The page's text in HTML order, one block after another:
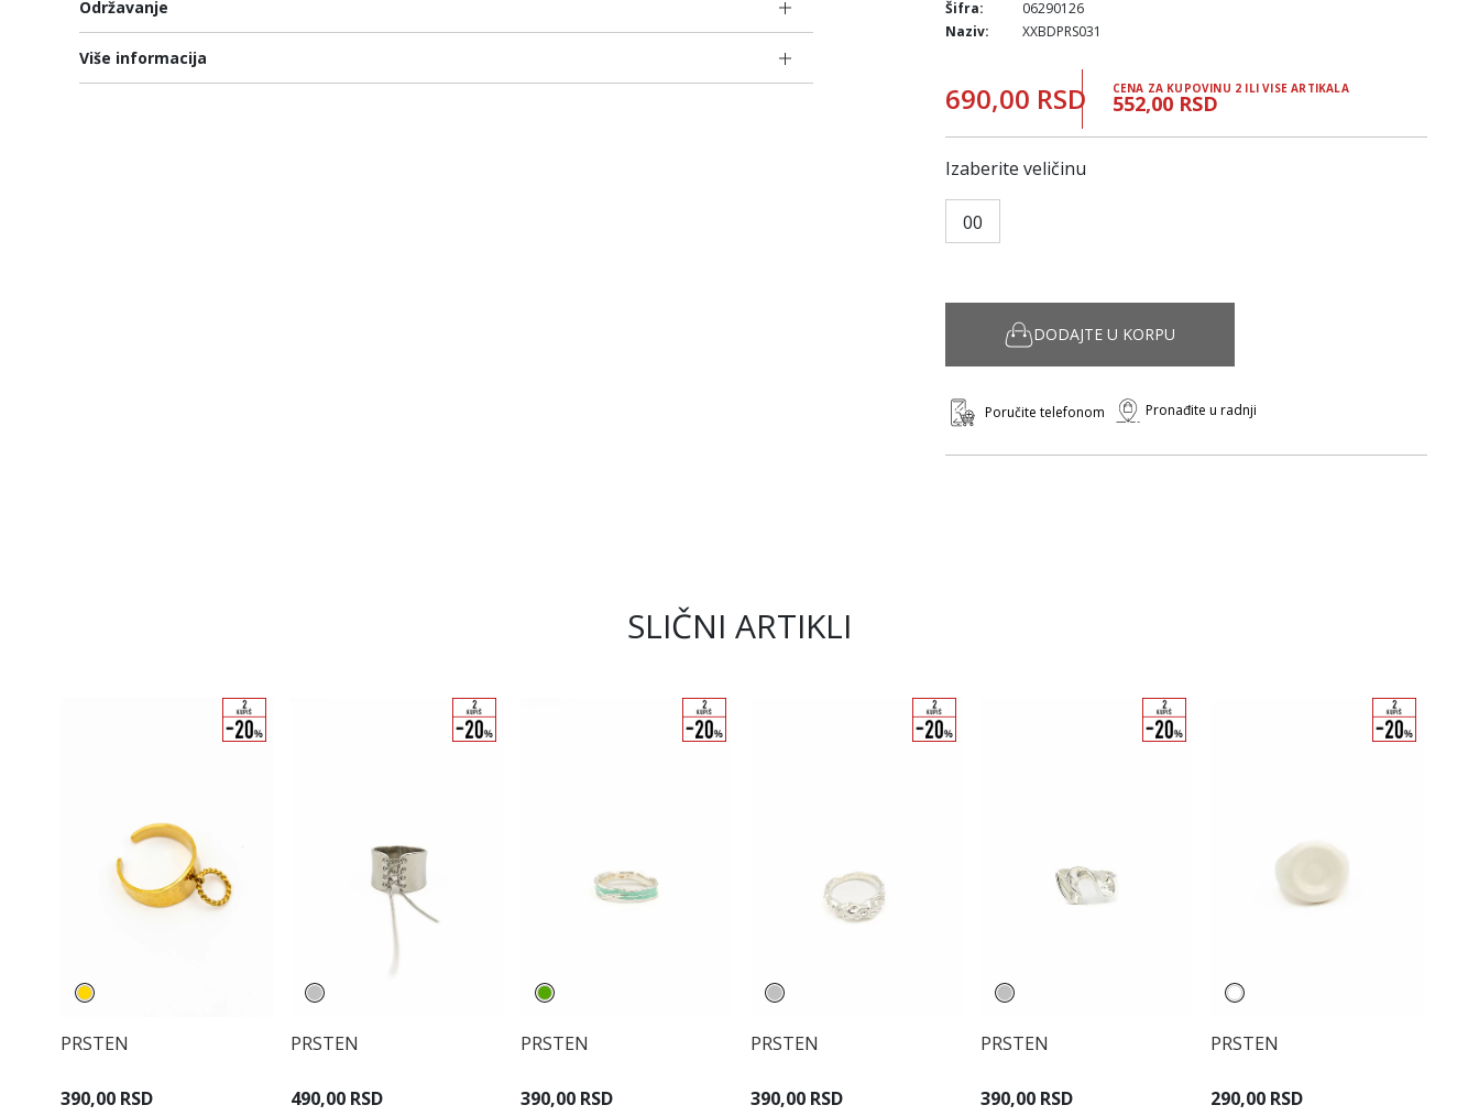
Održavanje
Više informacija
Šifra:
06290126
Naziv:
XXBDPRS031
690,00 RSD CENA ZA KUPOVINU 2 ILI VISE ARTIKALA
552,00 RSD
Izaberite veličinu
00
DODAJTE U KORPU
Poručite telefonom Pronađite u radnji
SLIČNI ARTIKLI
PRSTEN
390,00 RSD
PRSTEN
490,00 RSD
PRSTEN
390,00 RSD
PRSTEN
390,00 RSD
PRSTEN
390,00 RSD
PRSTEN
290,00 RSD